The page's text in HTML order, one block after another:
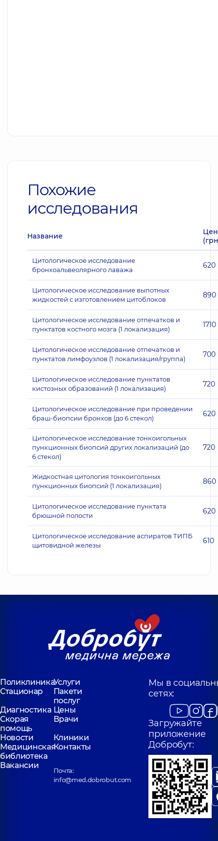
Похожие
исследования
Название
Цитологическое исследование
бронхоальвеолярного лаважа
620
Цитологическое исследование выпотных
жидкостей с изготовлением цитоблоков
890
Цитологическое исследование отпечатков и
пунктатов костного мозга (1 локализация)
1710
Цитологическое исследование отпечатков и
пунктатов лимфоузлов (1 локализация/группа)
700
Цитологическое исследование пунктатов
кистозных образований (1 локализация)
720
Цитологическое исследование при проведении
браш-биопсии бронхов (до 6 стекол)
620
Цитологическое исследование тонкоигольных
пункционных биопсий других локализаций (до
6 стекол)
720
Жидкостная цитология тонкоигольных
пункционных биопсий (1 локализация)
860
Цитологическое исследование пунктата
брюшной полости
620
Цитологическое исследование аспиратов ТИПБ
щитовидной железы
610
ПоликлиникаУслуги
Стационар
Пакети
послуг
Диагностика Цены
Скорая
помощь
Врачи
Новости
Клиники
Медицинская
библиотека
Контакты
Вакансии
Почта:
info@med.dobrobut.com
Мы в
сетях:
Загружайте
приложение
Добробут: